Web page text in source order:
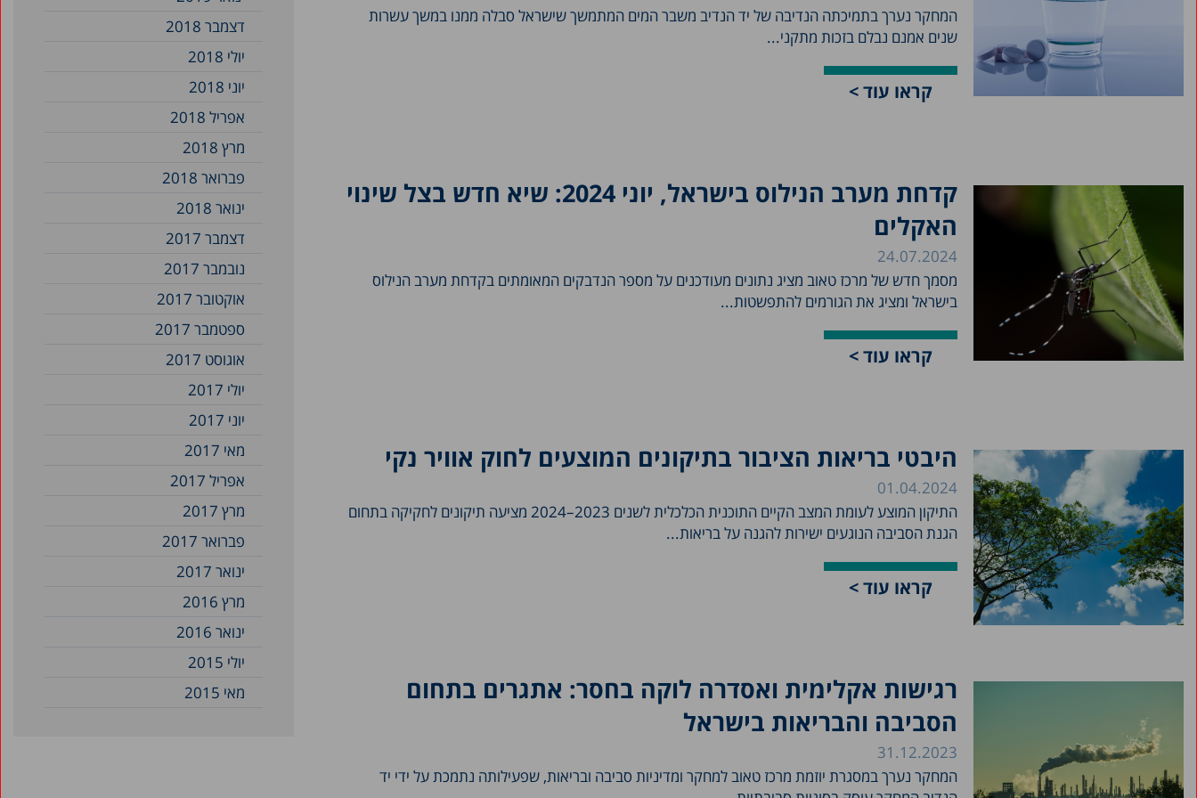
המחקר נערך בתמיכתה הנדיבה של יד הנדיב משבר המים המתמשך שישראל סבלה ממנו במשך עשרות
שנים אמנם נבלם בזכות מתקני...
קראו עוד >
קדחת מערב הנילוס בישראל, יוני 2024: שיא חדש בצל שינוי
האקלים
24.07.2024
מסמך חדש של מרכז טאוב מציג נתונים מעודכנים על מספר הנדבקים המאומתים בקדחת מערב הנילוס
בישראל ומציג את הגורמים להתפשטות...
קראו עוד >
היבטי בריאות הציבור בתיקונים המוצעים לחוק אוויר נקי
01.04.2024
התיקון המוצע לעומת המצב הקיים התוכנית הכלכלית לשנים 2023–2024 מציעה תיקונים לחקיקה בתחום
הגנת הסביבה הנוגעים ישירות להגנה על בריאות...
קראו עוד >
רגישות אקלימית ואסדרה לוקה בחסר: אתגרים בתחום
הסביבה והבריאות בישראל
31.12.2023
המחקר נערך במסגרת יוזמת מרכז טאוב למחקר ומדיניות סביבה ובריאות, שפעילותה נתמכת על ידי יד
דצמבר 2018
יולי 2018
יוני 2018
אפריל 2018
מרץ 2018
פברואר 2018
ינואר 2018
דצמבר 2017
נובמבר 2017
אוקטובר 2017
ספטמבר 2017
אוגוסט 2017
יולי 2017
יוני 2017
מאי 2017
אפריל 2017
מרץ 2017
פברואר 2017
ינואר 2017
מרץ 2016
ינואר 2016
יולי 2015
מאי 2015